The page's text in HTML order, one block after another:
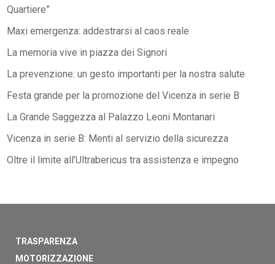
Quartiere”
Maxi emergenza: addestrarsi al caos reale
La memoria vive in piazza dei Signori
La prevenzione: un gesto importanti per la nostra salute
Festa grande per la promozione del Vicenza in serie B
La Grande Saggezza al Palazzo Leoni Montanari
Vicenza in serie B: Menti al servizio della sicurezza
Oltre il limite all’Ultrabericus tra assistenza e impegno
TRASPARENZA
MOTORIZZAZIONE